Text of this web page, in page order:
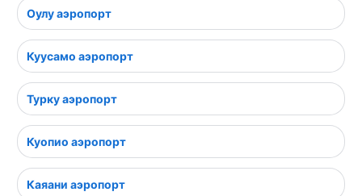
Оулу аэропорт
Куусамо аэропорт
Турку аэропорт
Куопио аэропорт
Каяани аэропорт